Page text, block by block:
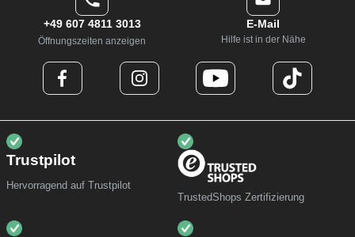
+49 607 4811 3013
Öffnungszeiten anzeigen
E-Mail
Hilfe ist in der Nähe
Trustpilot
Hervorragend auf Trustpilot
TrustedShops Zertifizierung